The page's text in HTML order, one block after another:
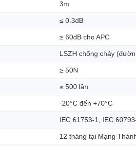
3m
≤ 0.3dB
≥ 60dB cho APC
LSZH chống cháy
≥ 50N
≥ 500 lần
-20°C đến +70°C
IEC 61753-1, IEC
12 tháng tại Mạng